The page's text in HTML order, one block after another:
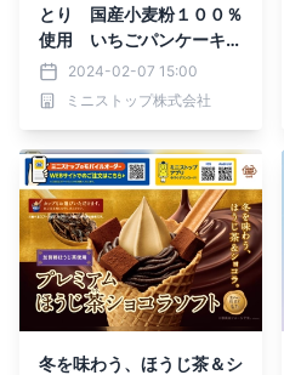
とり 国産小麦粉１００％
使用 いちごパンケーキソ
フト パンケーキソフト
（メープル風シロップ＆マ
ーガリン）２月９日（金）
2024-02-07 15:00
ミニストップ株式会社
冬を味わう、ほうじ茶＆シ